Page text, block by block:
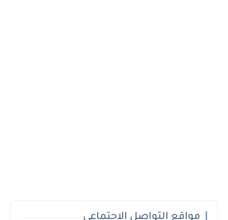
مواقع التواصل الاجتماعي